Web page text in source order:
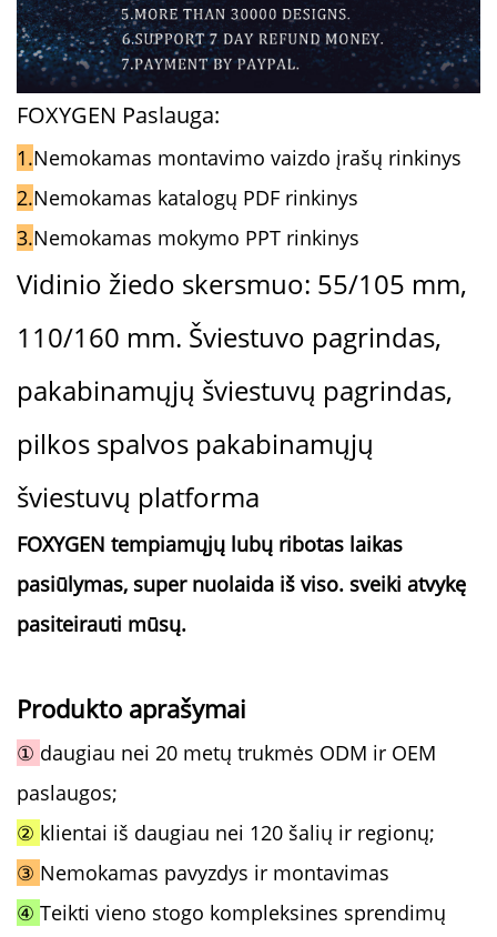
FOXYGEN Paslauga:
1.Nemokamas montavimo vaizdo įrašų rinkinys
2.Nemokamas katalogų PDF rinkinys
3.Nemokamas mokymo PPT rinkinys
Vidinio žiedo skersmuo: 55/105 mm,
110/160 mm. Šviestuvo pagrindas,
pakabinamųjų šviestuvų pagrindas,
pilkos spalvos pakabinamųjų
šviestuvų platforma
FOXYGEN tempiamųjų lubų ribotas laikas
pasiūlymas, super nuolaida iš viso. sveiki atvykę
pasiteirauti mūsų.
Produkto aprašymai
① daugiau nei 20 metų trukmės ODM ir OEM
paslaugos;
② klientai iš daugiau nei 120 šalių ir regionų;
③ Nemokamas pavyzdys ir montavimas
④ Teikti vieno stogo kompleksines sprendimų